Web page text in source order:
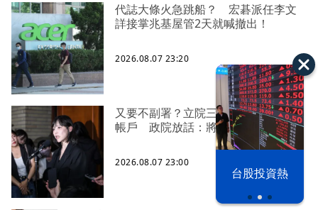
台股投資熱
代誌大條火急跳船？ 宏碁派任李文
詳接掌兆基屋管2天就喊撤出！
2026.08.07 23:20
又要不副署？立院三讀藍白兒少未來
帳戶 政院放話：將採必要憲政作為
2026.08.07 23:00